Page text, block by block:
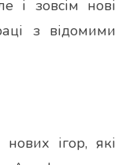
і зовсім нові
з відомими
ігор, які